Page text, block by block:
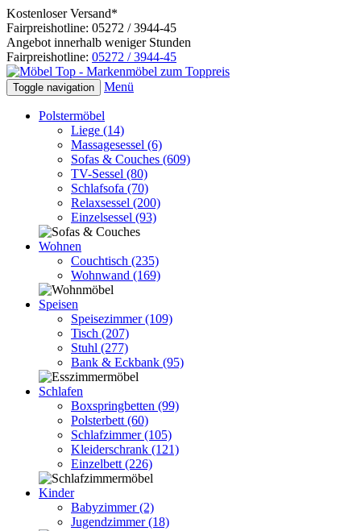
Kostenloser Versand*
Fairpreishotline: 05272 / 3944-45
Angebot innerhalb weniger Stunden
Fairpreishotline: 05272 / 3944-45
Toggle navigation Menü
Polstermöbel
Liege (14)
Massagesessel (6)
Sofas & Couches (609)
TV-Sessel (80)
Schlafsofa (70)
Relaxsessel (200)
Einzelsessel (93)
Wohnen
Couchtisch (235)
Wohnwand (169)
Speisen
Speisezimmer(109)
Tisch (207)
Stuhl (277)
Bank & Eckbank (95)
Schlafen
Boxspringbetten (99)
Polsterbett (60)
Schlafzimmer(105)
Kleiderschrank (121)
Einzelbett (226)
Kinder
Babyzimmer(2)
Jugendzimmer(18)